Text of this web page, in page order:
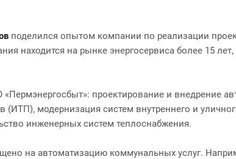
поделился опытом компании по реализации
находится на рынке энергосервиса более 15
проектирование и внедрение
модернизация систем внутреннего и
инженерных систем теплоснабжения.
на автоматизацию коммунальных услуг.